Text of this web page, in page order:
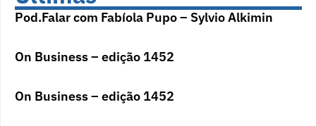
Pod.Falar com Fabíola Pupo – Sylvio Alkimin
On Business – edição 1452
On Business – edição 1452